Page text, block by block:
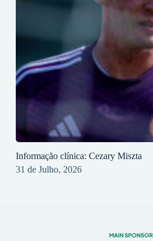
Informação clínica: Cezary Miszta
31 de Julho, 2026